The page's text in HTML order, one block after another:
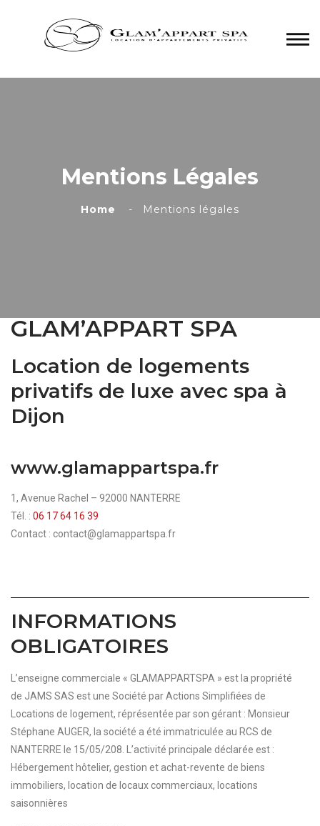
Mentions Légales
Home Mentions légales
GLAM’APPART SPA
Location de logements
privatifs de luxe avec spa à
Dijon
www.glamappartspa.fr
1, Avenue Rachel – 92000 NANTERRE
Tél. : 06 17 64 16 39
Contact : contact@glamappartspa.fr
INFORMATIONS
OBLIGATOIRES
L’enseigne commerciale « GLAMAPPARTSPA » est la propriété
de JAMS SAS est une Société par Actions Simplifiées de
Locations de logement, réprésentée par son gérant : Monsieur
Stéphane AUGER, la société a été immatriculée au RCS de
NANTERRE le 15/05/208. L’activité principale déclarée est :
Hébergement hôtelier, gestion et achat-revente de biens
immobiliers, location de locaux commerciaux, locations
saisonnières